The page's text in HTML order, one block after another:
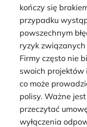
kończy się
przypadku
powszechnym
ryzyk
Firmy często nie
swoich projektów
co może
polisy. Ważne
przeczytać
wyłączenia